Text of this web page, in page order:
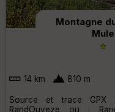
Montagne
14 km 810 m
Source et trace GPX
RandOuveze ou :